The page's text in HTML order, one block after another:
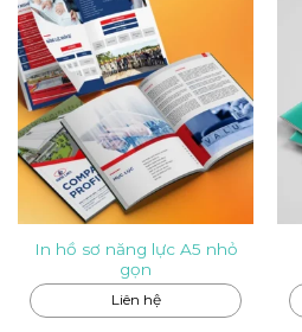
In hồ sơ năng lực A5 nhỏ
gọn
Liên hệ